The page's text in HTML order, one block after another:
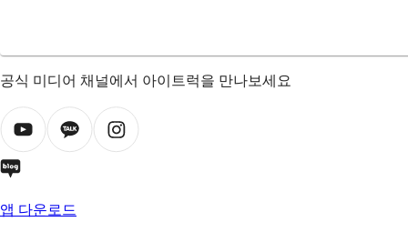
공식 미디어 채널에서 아이트럭을 만나보세요
앱 다운로드